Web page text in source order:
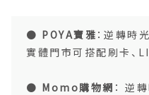
● POYA寶雅 ：逆轉時
實體門市可搭配刷卡、
● Momo購物網 ： 逆